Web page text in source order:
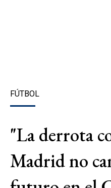
FÚTBOL
"La derrota
Madrid no